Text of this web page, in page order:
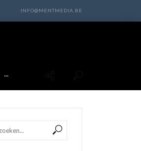
INFO@MENTMEDIA.BE
···